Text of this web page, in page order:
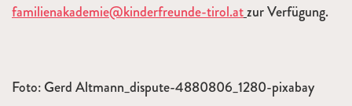
familienakademie@kinderfreunde-tirol.atzur Verfügung.
Foto: Gerd Altmann_dispute-4880806_1280-pixabay